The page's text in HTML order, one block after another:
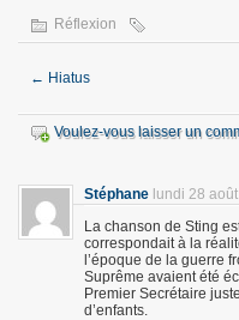
Réflexion
← Hiatus
Voulez-vous laisser un
Stéphane lundi 28
La chanson de Sting
correspondait à la
l’époque de la guerre
Suprême avaient été
Premier Secrétaire
d’enfants.